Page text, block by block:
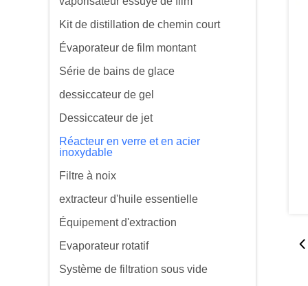
Kit de distillation de chemin court
Évaporateur de film montant
Série de bains de glace
dessiccateur de gel
Dessiccateur de jet
Réacteur en verre et en acier
inoxydable
Filtre à noix
extracteur d'huile essentielle
Équipement d'extraction
Evaporateur rotatif
Système de filtration sous vide